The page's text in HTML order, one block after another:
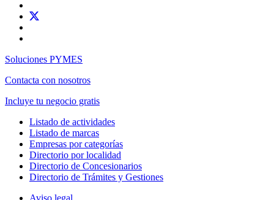
Soluciones PYMES
Contacta con nosotros
Incluye tu negocio gratis
Listado de actividades
Listado de marcas
Empresas por categorías
Directorio por localidad
Directorio de Concesionarios
Directorio de Trámites y Gestiones
Aviso legal